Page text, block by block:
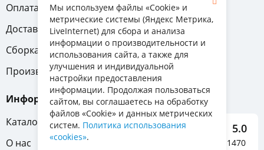
Оплата
Вопрос-ответ
Доставка
Обмен и возврат
Сборка
Гарантия
Производители
Информация
Каталог мебели
О нас
5.0
Отзывы о нас 1470
Мы используем файлы «Cookie» и
метрические системы (Яндекс Метрика,
LiveInternet) для сбора и анализа
информации о производительности и
использования сайта, а также для
улучшения и индивидуальной
настройки предоставления
информации. Продолжая пользоваться
сайтом, вы соглашаетесь на обработку
файлов «Cookie» и данных метрических
систем. Политика использования
«cookies».